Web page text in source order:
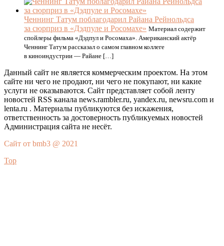
Ченнинг Татум поблагодарил Райана Рейнольдса
за сюрприз в «Дэдпуле и Росомахе» Материал содержит
спойлеры фильма «Дэдпул и Росомаха». Американский актёр
Ченнинг Татум рассказал о самом главном коллеге
в киноиндустрии — Райане […]
Данный сайт не является коммерческим проектом. На этом
сайте ни чего не продают, ни чего не покупают, ни какие
услуги не оказываются. Сайт представляет собой ленту
новостей RSS канала news.rambler.ru, yandex.ru, newsru.com и
lenta.ru . Материалы публикуются без искажения,
ответственность за достоверность публикуемых новостей
Администрация сайта не несёт.
Сайт от bmb3 @ 2021
Top